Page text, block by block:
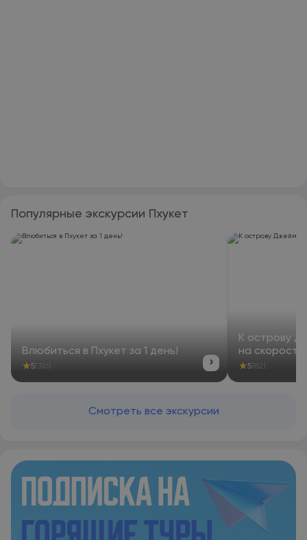
Популярные экскурсии Пхукет
Влюбиться в Пхукет за 1 день!
★5 (316) ›
К острову
на
★5 (82)
Смотреть все экскурсии